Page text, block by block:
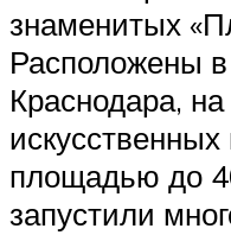
знаменитых
Расположены
Краснодара,
площадью до
запустили